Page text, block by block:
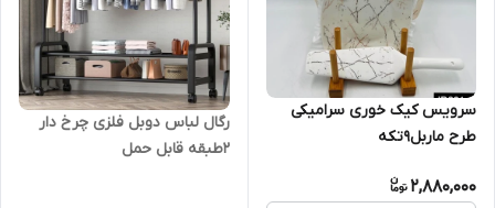
سرویس کیک خوری سرامیکی
طرح ماربل۹تکه
2,880,000
رگال لباس دوبل فلزی چرخ دار
۲طبقه قابل حمل